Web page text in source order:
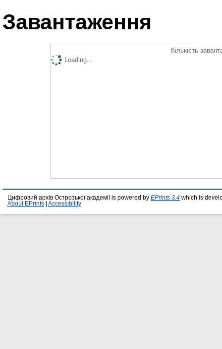
Завантаження
Кількість
Loading...
Цифровий архів Острозької академії is powered by EPrints 3.4 which is
About EPrints
Accessibility